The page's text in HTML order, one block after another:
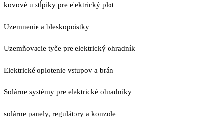
kovové u stĺpiky pre elektrický plot
Uzemnenie a bleskopoistky
Uzemňovacie tyče pre elektrický ohradník
Elektrické oplotenie vstupov a brán
Solárne systémy pre elektrické ohradníky
solárne panely, regulátory a konzole